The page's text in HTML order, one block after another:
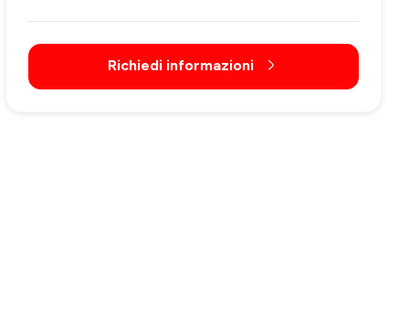
Richiedi informazioni